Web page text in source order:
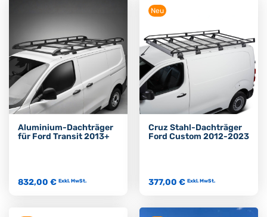
Aluminium-Dachträger
für Ford Transit 2013+
832,00 € Exkl. MwSt.
Neu
Cruz Stahl-Dachträger
Ford Custom 2012-2023
377,00 € Exkl. MwSt.